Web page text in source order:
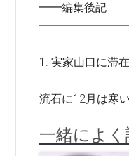
━━編集後記
1. 実家山口に滞
流石に12月は寒
一緒によ